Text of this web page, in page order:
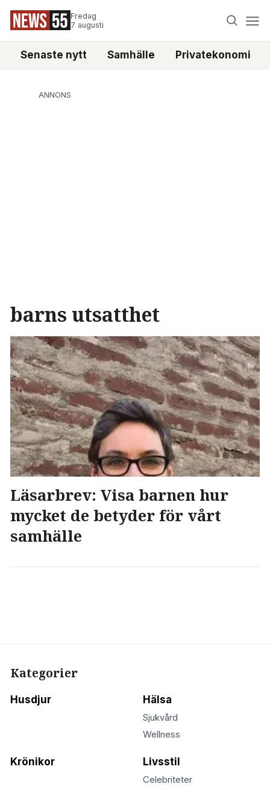
Fredag
7 augusti
Senaste nytt Samhälle Privatekonomi
ANNONS
barns utsatthet
Läsarbrev: Visa barnen hur
mycket de betyder för vårt
samhälle
Kategorier
Husdjur Hälsa
Sjukvård
Wellness
Krönikor Livsstil
Celebriteter